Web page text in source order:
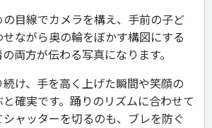
目線でカメラを構え、手前の子ど
ながら奥の輪をぼかす構図にする
両方が伝わる写真になります。
け、手を高く上げた瞬間や笑顔の
確実です。踊りのリズムに合わせて
ャッターを切るのも、ブレを防ぐ